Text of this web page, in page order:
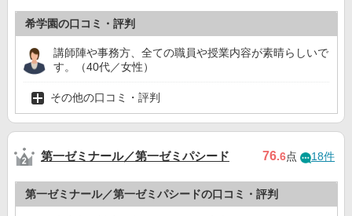
希学園の口コミ・評判
講師陣や事務方、全ての職員や授業内容が素晴らしいで
す。（40代／女性）
その他の口コミ・評判
第一ゼミナール／第一ゼミパシード 76.6点 18件
第一ゼミナール／第一ゼミパシードの口コミ・評判